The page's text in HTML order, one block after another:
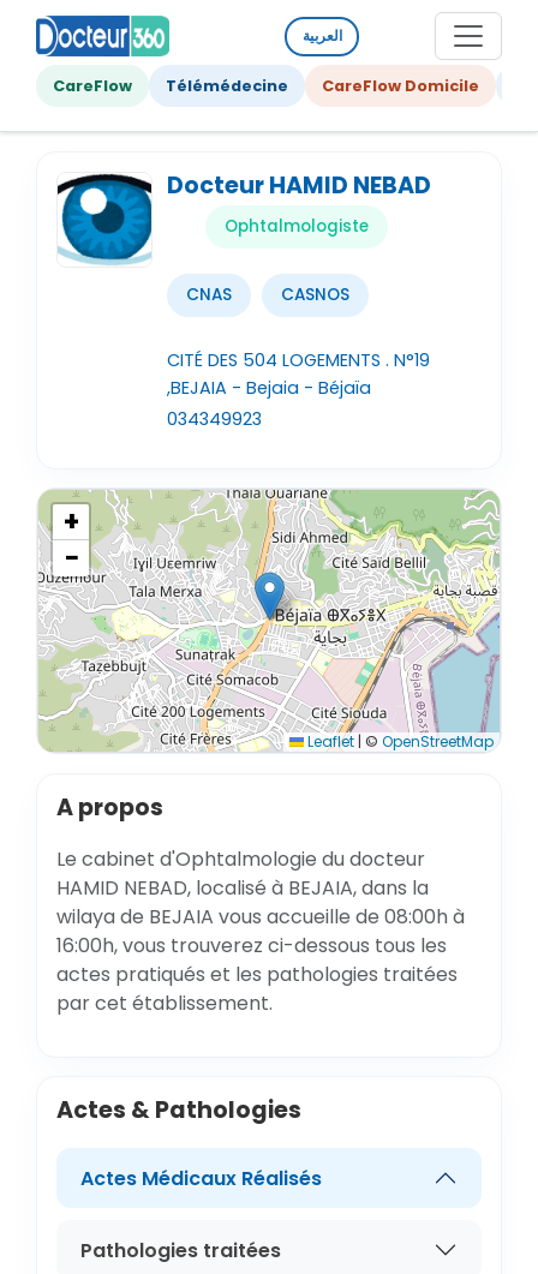
العربية
CareFlow Télémédecine CareFlow Domicile
Docteur HAMID NEBAD
Ophtalmologiste
CNAS CASNOS
CITÉ DES 504 LOGEMENTS . N°19
,BEJAIA - Bejaia - Béjaïa
034349923
+
−
Leaflet | © OpenStreetMap
A propos
Le cabinet d'Ophtalmologie du docteur
HAMID NEBAD, localisé à BEJAIA, dans la
wilaya de BEJAIA vous accueille de 08:00h à
16:00h, vous trouverez ci-dessous tous les
actes pratiqués et les pathologies traitées
par cet établissement.
Actes & Pathologies
Actes Médicaux Réalisés
Pathologies traitées